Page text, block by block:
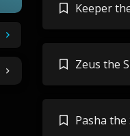
Keeper
Zeus the
Pasha the